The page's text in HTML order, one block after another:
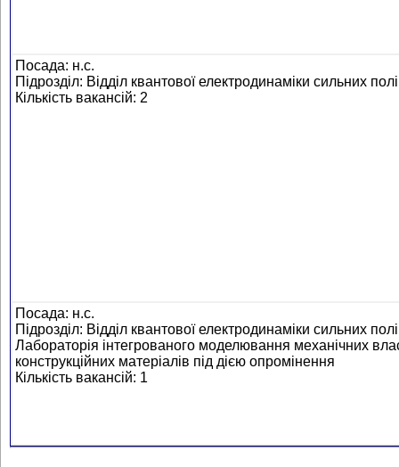
Посада: н.с.
Підрозділ: Відділ квантової електродинаміки сильних
Кількість вакансій: 2
Посада: н.с.
Підрозділ: Відділ квантової електродинаміки сильних
Лабораторія інтегрованого моделювання механічних
конструкційних матеріалів під дією опромінення
Кількість вакансій: 1